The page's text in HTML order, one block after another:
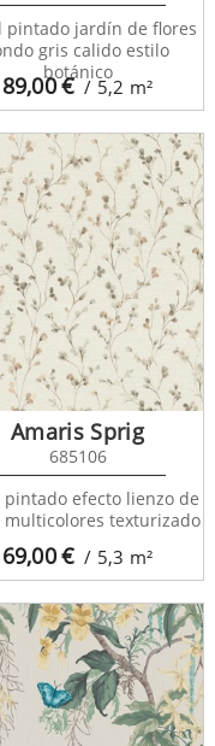
89,00€ / 5,2 m²
pintado jardín de flores
gris calido estilo
botánico
69,00€ / 5,3 m²
Amaris Sprig
685106
pintado efecto lienzo de
multicolores texturizado